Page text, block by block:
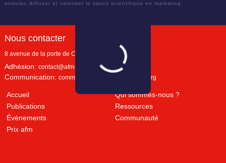
stimuler, diffuser et valoriser le savoir scientifique en marketing.
Nous contacter
8 avenue de la porte de Champerret 75017
Adhésion: contact@afm-marketing.org
Communication: communication@afm-marketing.org
Accueil
Qui sommes-nous ?
Publications
Ressources
Évènements
Communauté
Prix afm